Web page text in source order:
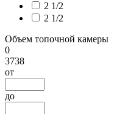
2 1/2
2 1/2
Объем топочной камеры
0
3738
от
до